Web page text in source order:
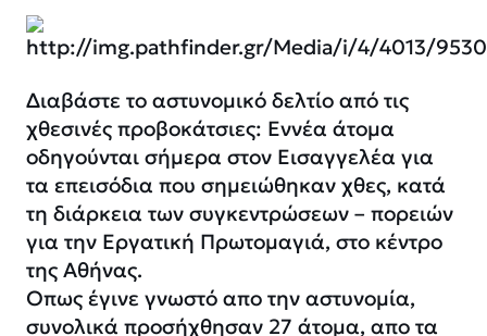
Διαβάστε το αστυνομικό δελτίο από τις
χθεσινές προβοκάτσιες: Εννέα άτομα
οδηγούνται σήμερα στον Εισαγγελέα για
τα επεισόδια που σημειώθηκαν χθες, κατά
τη διάρκεια των συγκεντρώσεων – πορειών
για την Εργατική Πρωτομαγιά, στο κέντρο
της Αθήνας.
Οπως έγινε γνωστό απο την αστυνομία,
συνολικά προσήχθησαν 27 άτομα, απο τα